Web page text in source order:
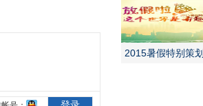
2015暑假特别策划